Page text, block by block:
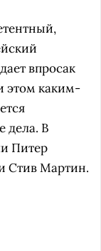
впросак
этом каким-
дела. В
Питер
Стив Мартин.